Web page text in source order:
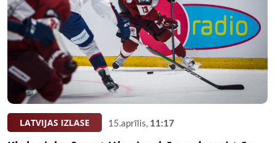
LATVIJAS IZLASE 15.aprīlis, 11:17